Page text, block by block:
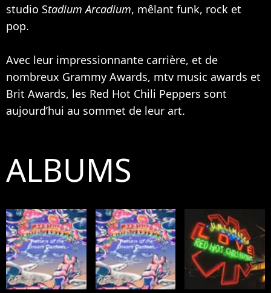
studio Stadium Arcadium, mêlant funk, rock et
pop.
Avec leur impressionnante carrière, et de
nombreux Grammy Awards, mtv music awards et
Brit Awards, les Red Hot Chili Peppers sont
aujourd’hui au sommet de leur art.
ALBUMS